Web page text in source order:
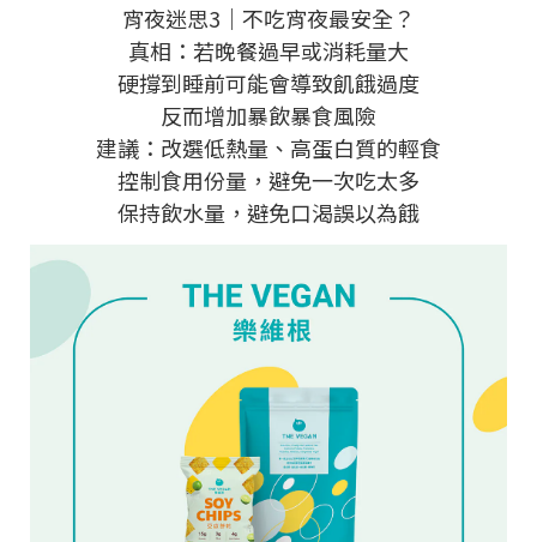
宵夜迷思3｜不吃宵夜最安全？
真相：若晚餐過早或消耗量大
硬撐到睡前可能會導致飢餓過度
反而增加暴飲暴食風險
建議：改選低熱量、高蛋白質的輕食
控制食用份量，避免一次吃太多
保持飲水量，避免口渴誤以為餓